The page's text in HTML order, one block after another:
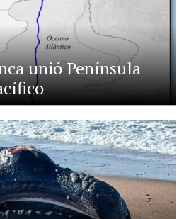
unió Península